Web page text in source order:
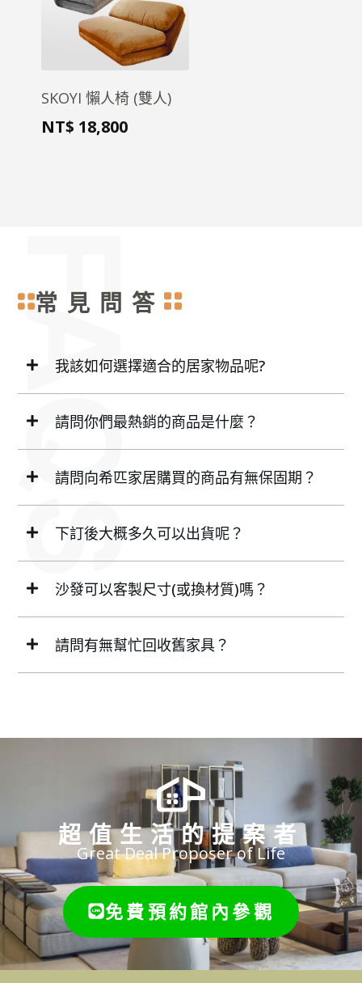
SKOYI 懶人椅 (雙人)
NT$ 18,800
常見問答
我該如何選擇適合的居家物品呢?
請問你們最熱銷的商品是什麼？
請問向希匹家居購買的商品有無保固期？
下訂後大概多久可以出貨呢？
沙發可以客製尺寸(或換材質)嗎？
請問有無幫忙回收舊家具？
超值生活的提案者
Great Deal Proposer of Life
免費預約館內參觀